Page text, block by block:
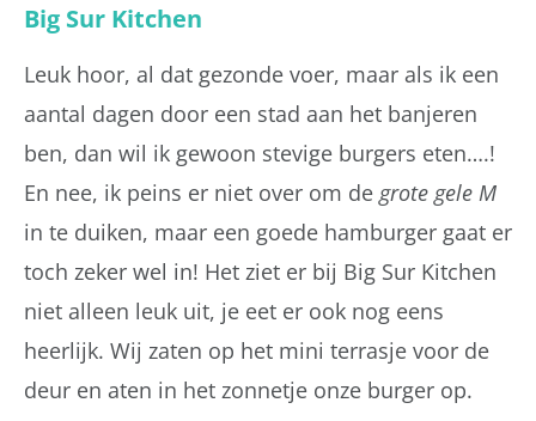
Big Sur Kitchen
Leuk hoor, al dat gezonde voer, maar als ik een
aantal dagen door een stad aan het banjeren
ben, dan wil ik gewoon stevige burgers eten….!
En nee, ik peins er niet over om de grote gele M
in te duiken, maar een goede hamburger gaat er
toch zeker wel in! Het ziet er bij Big Sur Kitchen
niet alleen leuk uit, je eet er ook nog eens
heerlijk. Wij zaten op het mini terrasje voor de
deur en aten in het zonnetje onze burger op.